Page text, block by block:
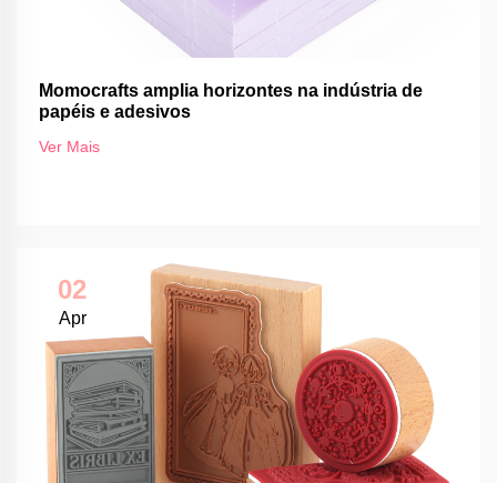
Momocrafts amplia horizontes na indústria de
papéis e adesivos
Ver Mais
02
Apr